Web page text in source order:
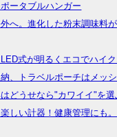
ータブルハンガー
へ。進化した粉末調味料
式が明るくエコでハイク
、トラベルポーチはメッ
どうせなら"カワイイ"を選
しい計器！健康管理にも。